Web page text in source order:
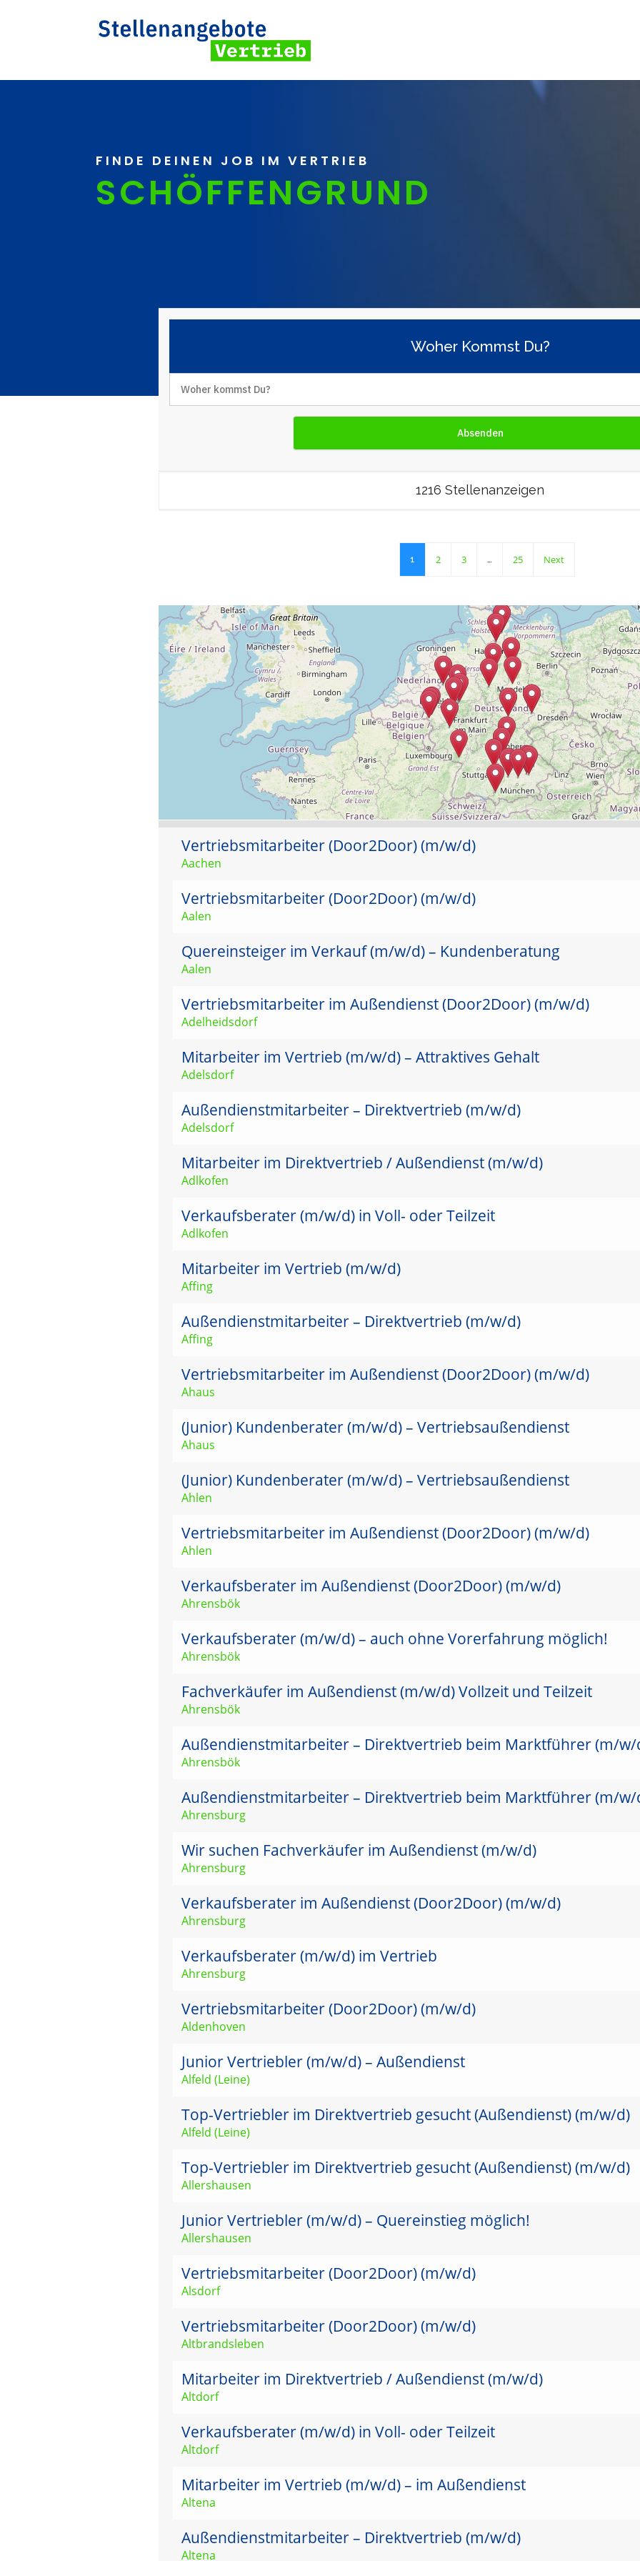
FINDE DEINEN JOB IM VERTRIEB
SCHÖFFENGRUND
Woher Kommst Du?
1216 Stellenanzeigen
1 2 3 25 Next
Vertriebsmitarbeiter (Door2Door) (m/w/d)
Aachen
Vertriebsmitarbeiter (Door2Door) (m/w/d)
Aalen
Quereinsteiger im Verkauf (m/w/d) – Kundenberatung
Aalen
Vertriebsmitarbeiter im Außendienst (Door2Door) (m/w/d)
Adelheidsdorf
Mitarbeiter im Vertrieb (m/w/d) – Attraktives Gehalt
Adelsdorf
Außendienstmitarbeiter – Direktvertrieb (m/w/d)
Adelsdorf
Mitarbeiter im Direktvertrieb / Außendienst (m/w/d)
Adlkofen
Verkaufsberater (m/w/d) in Voll- oder Teilzeit
Adlkofen
Mitarbeiter im Vertrieb (m/w/d)
Affing
Außendienstmitarbeiter – Direktvertrieb (m/w/d)
Affing
Vertriebsmitarbeiter im Außendienst (Door2Door) (m/w/d)
Ahaus
(Junior) Kundenberater (m/w/d) – Vertriebsaußendienst
Ahaus
(Junior) Kundenberater (m/w/d) – Vertriebsaußendienst
Ahlen
Vertriebsmitarbeiter im Außendienst (Door2Door) (m/w/d)
Ahlen
Verkaufsberater im Außendienst (Door2Door) (m/w/d)
Ahrensbök
Verkaufsberater (m/w/d) – auch ohne Vorerfahrung möglich!
Ahrensbök
Fachverkäufer im Außendienst (m/w/d) Vollzeit und Teilzeit
Ahrensbök
Außendienstmitarbeiter – Direktvertrieb beim Marktführer (m/w/
Ahrensbök
Außendienstmitarbeiter – Direktvertrieb beim Marktführer (m/w/
Ahrensburg
Wir suchen Fachverkäufer im Außendienst (m/w/d)
Ahrensburg
Verkaufsberater im Außendienst (Door2Door) (m/w/d)
Ahrensburg
Verkaufsberater (m/w/d) im Vertrieb
Ahrensburg
Vertriebsmitarbeiter (Door2Door) (m/w/d)
Aldenhoven
Junior Vertriebler (m/w/d) – Außendienst
Alfeld (Leine)
Top-Vertriebler im Direktvertrieb gesucht (Außendienst) (m/w/d)
Alfeld (Leine)
Top-Vertriebler im Direktvertrieb gesucht (Außendienst) (m/w/d)
Allershausen
Junior Vertriebler (m/w/d) – Quereinstieg möglich!
Allershausen
Vertriebsmitarbeiter (Door2Door) (m/w/d)
Alsdorf
Vertriebsmitarbeiter (Door2Door) (m/w/d)
Altbrandsleben
Mitarbeiter im Direktvertrieb / Außendienst (m/w/d)
Altdorf
Verkaufsberater (m/w/d) in Voll- oder Teilzeit
Altdorf
Mitarbeiter im Vertrieb (m/w/d) – im Außendienst
Altena
Außendienstmitarbeiter – Direktvertrieb (m/w/d)
Altena